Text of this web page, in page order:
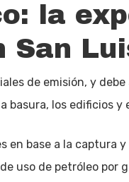
la
San
de emisión, y
basura, los edificios y
en base a la captura
uso de petróleo por